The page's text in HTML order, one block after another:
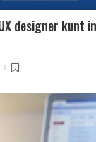
designer kunt